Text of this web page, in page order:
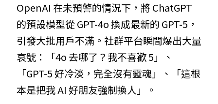
OpenAI 在未預警的情況下，將 ChatGPT
的預設模型從 GPT-4o 換成最新的 GPT-5，
引發大批用戶不滿。社群平台瞬間爆出大量
哀號：「4o 去哪了？我不喜歡 5」、
「GPT-5 好冷淡，完全沒有靈魂」、「這根
本是把我 AI 好朋友強制換人」。